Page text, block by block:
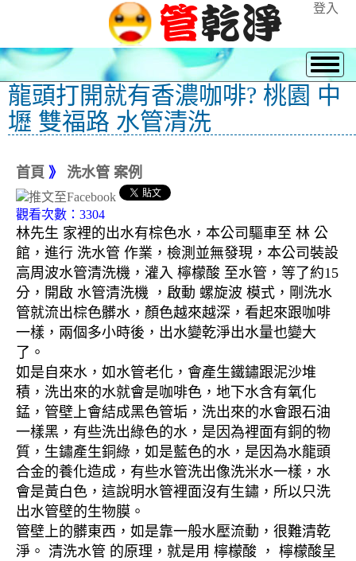
登入
龍頭打開就有香濃咖啡? 桃園 中
壢 雙福路 水管清洗
首頁 》 洗水管 案例
觀看次數：3304
林先生 家裡的出水有棕色水，本公司驅車至 林 公
館，進行 洗水管 作業，檢測並無發現，本公司裝設
高周波水管清洗機，灌入 檸檬酸 至水管，等了約15
分，開啟 水管清洗機 ，啟動 螺旋波 模式，剛洗水
管就流出棕色髒水，顏色越來越深，看起來跟咖啡
一樣，兩個多小時後，出水變乾淨出水量也變大
了。
如是自來水，如水管老化，會產生鐵鏽跟泥沙堆
積，洗出來的水就會是咖啡色，地下水含有氧化
錳，管壁上會結成黑色管垢，洗出來的水會跟石油
一樣黑，有些洗出綠色的水，是因為裡面有銅的物
質，生鏽產生銅綠，如是藍色的水，是因為水龍頭
合金的養化造成，有些水管洗出像洗米水一樣，水
會是黃白色，這說明水管裡面沒有生鏽，所以只洗
出水管壁的生物膜。
管壁上的髒東西，如是靠一般水壓流動，很難清乾
淨。 清洗水管 的原理，就是用 檸檬酸 ， 檸檬酸呈